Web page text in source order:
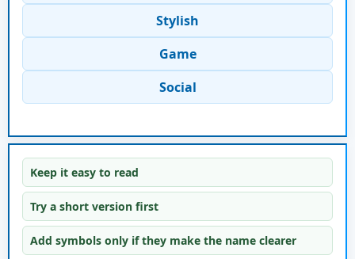
Stylish
Game
Social
Keep it easy to read
Try a short version first
Add symbols only if they make the name clearer